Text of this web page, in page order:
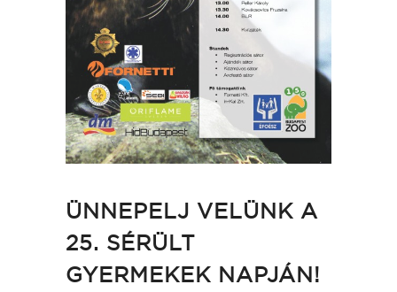
ÜNNEPELJ VELÜNK A
25. SÉRÜLT
GYERMEKEK NAPJÁN!